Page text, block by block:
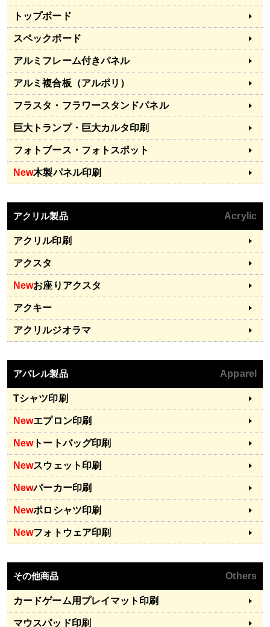
トップボード
スペックボード
アルミフレーム付きパネル
アルミ複合板（アルポリ）
フラスタ・フラワースタンドパネル
巨大トランプ・巨大カルタ印刷
フォトブース・フォトスポット
New木製パネル印刷
アクリル製品 Acrylic
アクリル印刷
アクスタ
Newお座りアクスタ
アクキー
アクリルジオラマ
アパレル製品 Apparel
Tシャツ印刷
Newエプロン印刷
Newトートバッグ印刷
Newスウェット印刷
Newパーカー印刷
Newポロシャツ印刷
Newフォトウェア印刷
その他商品 Others
カードゲーム用プレイマット印刷
マウスパッド印刷